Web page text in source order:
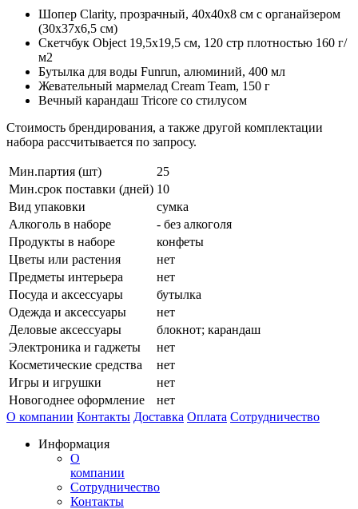
Шопер Clarity, прозрачный, 40х40х8 см с органайзером
(30x37x6,5 см)
Скетчбук Object 19,5х19,5 см, 120 стр плотностью 160 г/
м2
Бутылка для воды Funrun, алюминий, 400 мл
Жевательный мармелад Cream Team, 150 г
Вечный карандаш Tricore со стилусом
Стоимость брендирования, а также другой комплектации
набора рассчитывается по запросу.
Мин.партия (шт)
25
Мин.срок поставки (дней) 10
Вид упаковки
сумка
Алкоголь в наборе
- без алкоголя
Продукты в наборе
конфеты
Цветы или растения
нет
Предметы интерьера
нет
Посуда и аксессуары
бутылка
Одежда и аксессуары
нет
Деловые аксессуары
блокнот; карандаш
Электроника и гаджеты
нет
Косметические средства
нет
Игры и игрушки
нет
Новогоднее оформление
нет
О компании Контакты Доставка Оплата Сотрудничество
Информация
О
компании
Сотрудничество
Контакты